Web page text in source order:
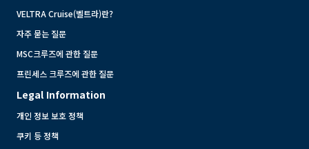
VELTRA Cruise(벨트라)란?
자주 묻는 질문
MSC크루즈에 관한 질문
프린세스 크루즈에 관한 질문
Legal Information
개인 정보 보호 정책
쿠키 등 정책